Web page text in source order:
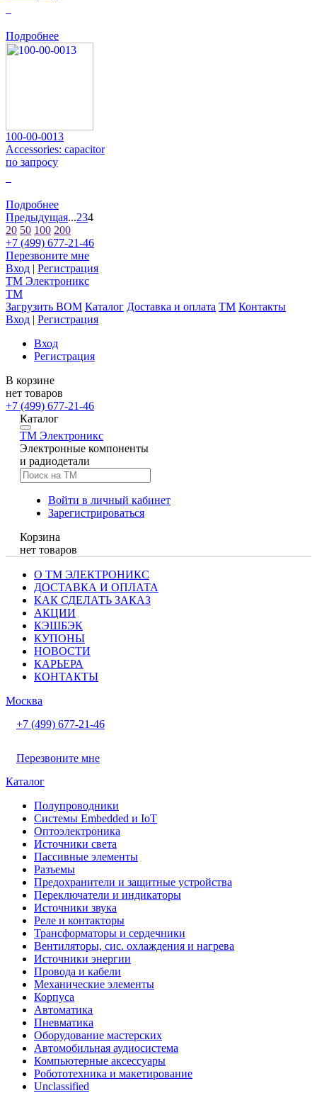
Подробнее
100-00-0013
Accessories: capacitor
по запросу
Подробнее
Предыдущая...234
20 50 100 200
+7 (499) 677-21-46
Перезвоните мне
Вход | Регистрация
TM Электроникс
TM
Загрузить BOM Каталог Доставка и оплата TM Контакты
Вход | Регистрация
Вход
Регистрация
В корзине
нет товаров
+7 (499) 677-21-46
Каталог
TM Электроникс
Электронные компоненты
и радиодетали
Войти в личный кабинет
Зарегистрироваться
Корзина
нет товаров
О ТМ ЭЛЕКТРОНИКС
ДОСТАВКА И ОПЛАТА
КАК СДЕЛАТЬ ЗАКАЗ
АКЦИИ
КЭШБЭК
КУПОНЫ
НОВОСТИ
КАРЬЕРА
КОНТАКТЫ
Москва
+7 (499) 677-21-46
Перезвоните мне
Каталог
Полупроводники
Системы Embedded и IoT
Oптоэлектроника
Источники света
Пассивные элементы
Разъeмы
Предохранители и защитные устройства
Переключатели и индикаторы
Источники звука
Реле и контакторы
Трансформаторы и сердечники
Вентиляторы, сис. охлаждения и нагрева
Источники энергии
Провода и кабели
Механические элементы
Корпуса
Автоматика
Пневматика
Оборудование мастерских
Автомобильная аудиосистема
Компьютерные аксессуары
Робототехника и макетирование
Unclassified